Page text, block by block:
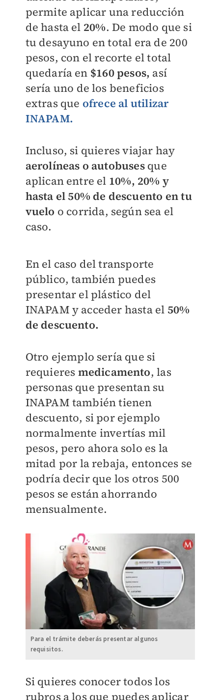
permite aplicar una reducción
de hasta el 20%. De modo que si
tu desayuno en total era de 200
pesos, con el recorte el total
quedaría en $160 pesos, así
sería uno de los beneficios
extras que ofrece al utilizar
INAPAM.
Incluso, si quieres viajar hay
aerolíneas o autobusesque
aplican entre el 10%, 20% y
hasta el 50% de descuento en tu
vuelo o corrida, según sea el
caso.
En el caso del transporte
público, también puedes
presentar el plástico del
INAPAM y acceder hasta el 50%
de descuento.
Otro ejemplo sería que si
requieres medicamento, las
personas que presentan su
INAPAM también tienen
descuento, si por ejemplo
normalmente invertías mil
pesos, pero ahora solo es la
mitad por la rebaja, entonces se
podría decir que los otros 500
pesos se están ahorrando
mensualmente.
Para el trámite deberás presentar algunos
requisitos.
Si quieres conocer todos los
rubros a los que puedes aplicar